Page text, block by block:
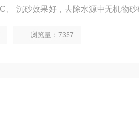
浏览量：7357